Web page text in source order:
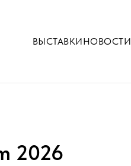
ВЫСТАВКИНОВОСТИ
2026